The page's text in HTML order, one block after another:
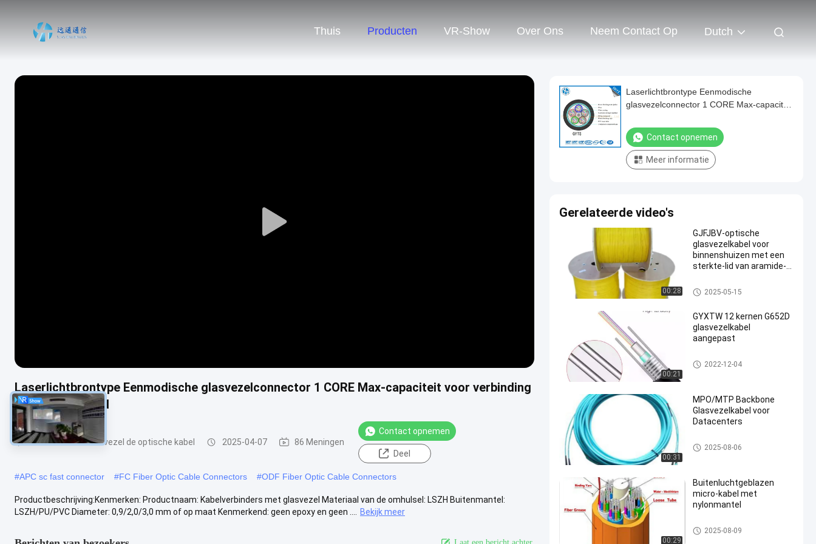
Thuis Producten VR-Show Over Ons Neem Contact Op Dutch
Play
Laserlichtbrontype Eenmodische glasvezelconnector 1 CORE Max-capaciteit voor verbinding
op lange afstand
schakelaars van de vezel de optische kabel 2025-04-07 86 Meningen
Contact opnemen
Deel
#APC sc fast connector #FC Fiber Optic Cable Connectors #ODF Fiber Optic Cable Connectors
Productbeschrijving:Kenmerken: Productnaam: Kabelverbinders met glasvezel Materiaal van de omhulsel: LSZH Buitenmantel:
LSZH/PU/PVC Diameter: 0,9/2,0/3,0 mm of op maat Kenmerkend: geen epoxy en geen ....
Bekijk meer
Laat een bericht achter.
Laserlichtbrontype Eenmodische
glasvezelconnector 1 CORE Max-capaciteit
Contact opnemen
Meer informatie
Gerelateerde video's
00:28
GJFJBV-optische
glasvezelkabel voor
binnenshuizen met een
sterkte-lid van aramide-
inwendige omhulsel
Binnenvezel optische kabel
2025-05-15
00:21
GYXTW 12 kernen G652D
glasvezelkabel
aangepast
Openlucht Luchtvezel Optisch
e Kabel
2022-12-04
00:31
MPO/MTP Backbone
Glasvezelkabel voor
Datacenters
Openlucht Luchtvezel Optisch
e Kabel
2025-08-06
00:29
Buitenluchtgeblazen
micro-kabel met
nylonmantel
Lucht Geblazen Micro- Kabel
2025-08-09